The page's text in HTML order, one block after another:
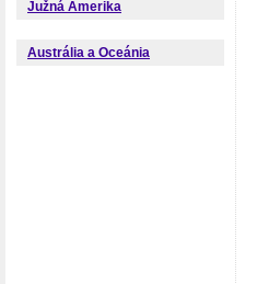
Južná Amerika
Austrália a Oceánia